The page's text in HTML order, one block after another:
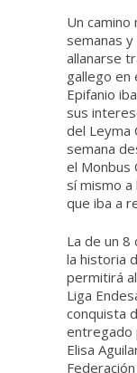
Un
semanas
allanarse
gallego en
Epifanio
sus
del Leyma
semana
el Monbus
sí mismo a
que iba a
La de un
la historia
permitirá
Liga
conquista
entregado
Elisa